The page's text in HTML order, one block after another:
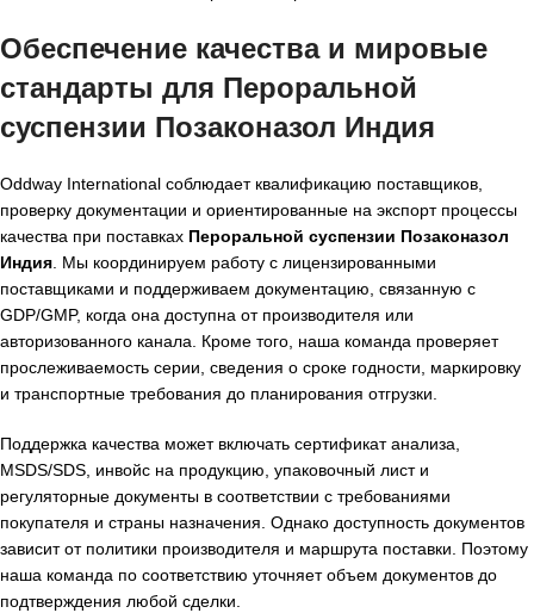
Обеспечение качества и мировые
стандарты для Пероральной
суспензии Позаконазол Индия
Oddway International соблюдает квалификацию поставщиков,
проверку документации и ориентированные на экспорт процессы
качества при поставках Пероральной суспензии Позаконазол
Индия . Мы координируем работу с лицензированными
поставщиками и поддерживаем документацию, связанную с
GDP/GMP, когда она доступна от производителя или
авторизованного канала. Кроме того, наша команда проверяет
прослеживаемость серии, сведения о сроке годности, маркировку
и транспортные требования до планирования отгрузки.
Поддержка качества может включать сертификат анализа,
MSDS/SDS, инвойс на продукцию, упаковочный лист и
регуляторные документы в соответствии с требованиями
покупателя и страны назначения. Однако доступность документов
зависит от политики производителя и маршрута поставки. Поэтому
наша команда по соответствию уточняет объем документов до
подтверждения любой сделки.